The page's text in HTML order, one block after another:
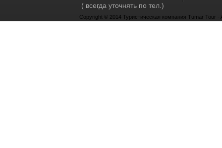
( всегда уточнять по тел.)
Copyright © 2014 Туристическая компания Tumar Tour -